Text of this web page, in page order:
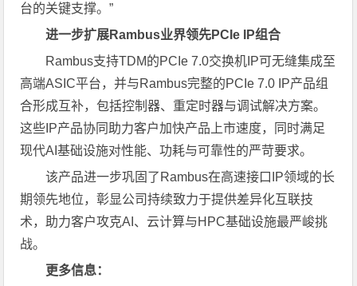
台的关键支撑。”
进一步扩展Rambus业界领先PCIe IP组合
Rambus支持TDM的PCIe 7.0交换机IP可无缝集成至
高端ASIC平台，并与Rambus完整的PCIe 7.0 IP产品组
合形成互补，包括控制器、重定时器与调试解决方案。
这些IP产品协同助力客户加快产品上市速度，同时满足
现代AI基础设施对性能、功耗与可靠性的严苛要求。
该产品进一步巩固了Rambus在高速接口IP领域的长
期领先地位，彰显公司持续致力于提供差异化互联技
术，助力客户攻克AI、云计算与HPC基础设施最严峻挑
战。
更多信息：